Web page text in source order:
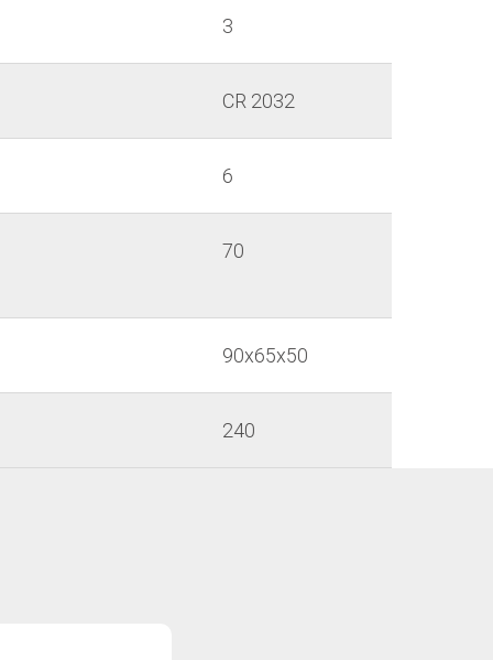
3
CR 2032
6
70
90х65х50
240